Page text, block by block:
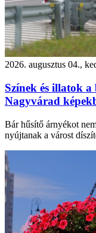
2026. augusztus 04.,
Színek és illatok a
Nagyvárad
Bár hűsítő árnyékot
nyújtanak a várost